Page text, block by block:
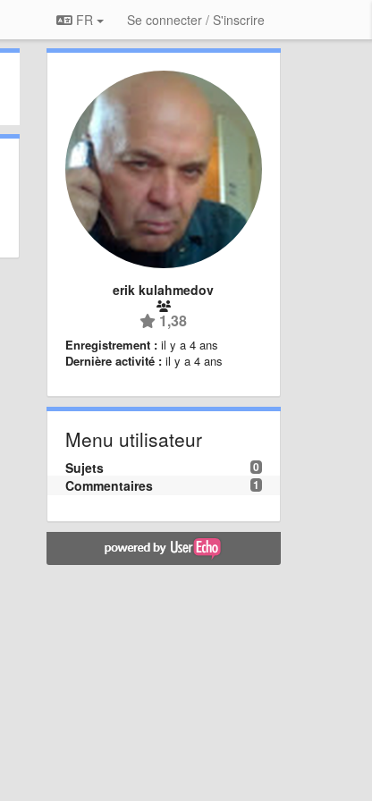
FR Se connecter / S'inscrire
erik kulahmedov
1,38
Enregistrement : il y a 4 ans
Dernière activité : il y a 4 ans
Menu utilisateur
0
Sujets
1
Commentaires